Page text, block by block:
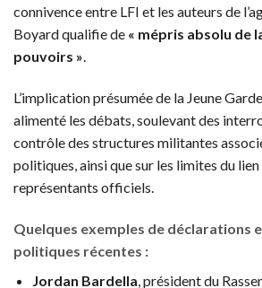
connivence entre LFI et les auteurs de
Boyard qualifie de « mépris absolu de
pouvoirs ».
L’implication présumée de la Jeune
alimenté les débats, soulevant des
contrôle des structures militantes
politiques, ainsi que sur les limites du
représentants officiels.
Quelques exemples de déclarations
politiques récentes :
Jordan Bardella, président du